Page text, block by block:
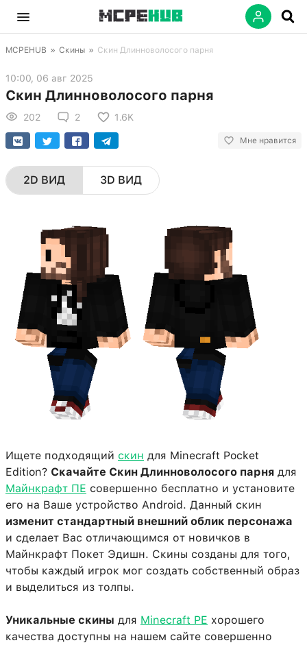
MCPEHUB » Скины » Скин Длинноволосого парня
10:00, 06 авг 2025
Скин Длинноволосого парня
202 2 1.6K
Мне нравится
2D ВИД 3D ВИД
Ищете подходящий скин для Minecraft Pocket
Edition? Скачайте Скин Длинноволосого парня для
Майнкрафт ПЕ совершенно бесплатно и установите
его на Ваше устройство Android. Данный скин
изменит стандартный внешний облик персонажа
и сделает Вас отличающимся от новичков в
Майнкрафт Покет Эдишн. Скины созданы для того,
чтобы каждый игрок мог создать собственный образ
и выделиться из толпы.
Уникальные скины для Minecraft PE хорошего
качества доступны на нашем сайте совершенно